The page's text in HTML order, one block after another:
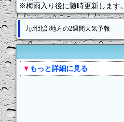
※梅雨入り後に随時更新します。
九州北部地方の2週間天気予報
▼ もっと詳細に見る